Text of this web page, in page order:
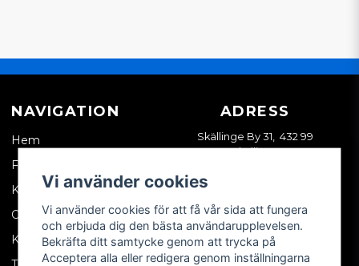
NAVIGATION
Hem
Företagskund
Kontakta oss
Om oss
Köpvillkor
ADRESS
Skällinge By 31, 432 99
Skällinge
Vi använder cookies
Vi använder cookies för att få vår sida att fungera
och erbjuda dig den bästa användarupplevelsen.
Bekräfta ditt samtycke genom att trycka på
Acceptera alla eller redigera genom inställningarna